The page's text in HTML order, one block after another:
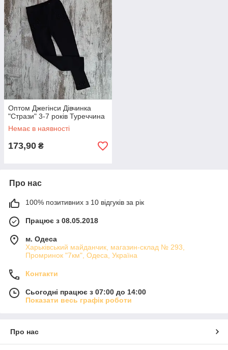
Оптом Джегінси Дівчинка
"Стрази" 3-7 років Туреччина
Немає в наявності
173,90 ₴
Про нас
100% позитивних з 10 відгуків за рік
Працює з 08.05.2018
м. Одеса
Харьківський майданчик, магазин-склад № 293,
Промринок "7км", Одеса, Україна
Контакти
Сьогодні працює з 07:00 до 14:00
Показати весь графік роботи
Про нас